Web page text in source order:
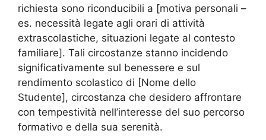
richiesta sono riconducibili a [motiva personali –
es. necessità legate agli orari di attività
extrascolastiche, situazioni legate al contesto
familiare]. Tali circostanze stanno incidendo
significativamente sul benessere e sul
rendimento scolastico di [Nome dello
Studente], circostanza che desidero affrontare
con tempestività nell’interesse del suo percorso
formativo e della sua serenità.